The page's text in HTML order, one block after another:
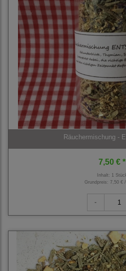
Räuchermischung -
7,50 € *
Inhalt: 1
Grundpreis: 7,50 €